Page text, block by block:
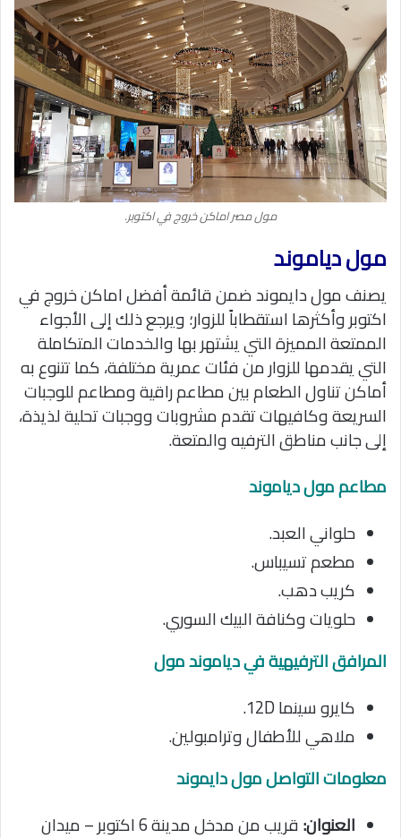
مول مصر اماكن خروج في اكتوبر.
مول دياموند
يصنف مول دايموند ضمن قائمة أفضل اماكن خروج في
اكتوبر وأكثرها استقطاباً للزوار؛ ويرجع ذلك إلى الأجواء
الممتعة المميزة التي يشتهر بها والخدمات المتكاملة
التي يقدمها للزوار من فئات عمرية مختلفة، كما تتنوع به
أماكن تناول الطعام بين مطاعم راقية ومطاعم للوجبات
السريعة وكافيهات تقدم مشروبات ووجبات تحلية لذيذة،
إلى جانب مناطق الترفيه والمتعة.
مطاعم مول دياموند
حلواني العبد.
مطعم تسيباس.
كريب دهب.
حلويات وكنافة البيك السوري.
المرافق الترفيهية في دياموند مول
كايرو سينما 12D.
ملاهي للأطفال وترامبولين.
معلومات التواصل مول دايموند
العنوان:
قريب من مدخل مدينة 6 اكتوبر – ميدان